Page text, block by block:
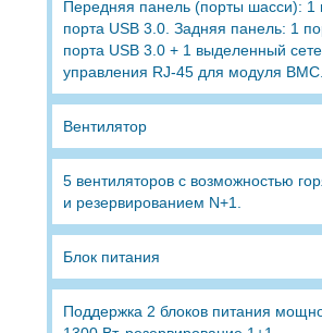
Передняя панель (порты шасси): 1
порта USB 3.0. Задняя панель: 1
порта USB 3.0 + 1 выделенный
управления RJ-45 для модуля BMC.
Вентилятор
5 вентиляторов с возможностью
и резервированием N+1.
Блок питания
Поддержка 2 блоков питания